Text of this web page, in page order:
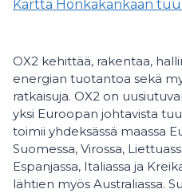
Kartta Honkakankaan
OX2 kehittää, rakentaa,
energian tuotantoa sekä
ratkaisuja. OX2 on
yksi Euroopan johtavista
toimii yhdeksässä maassa
Suomessa, Virossa,
Espanjassa, Italiassa ja
lähtien myös Australiassa.